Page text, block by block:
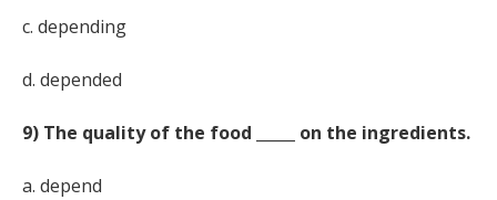
c. depending
d. depended
9) The quality of the food _____ on the ingredients.
a. depend